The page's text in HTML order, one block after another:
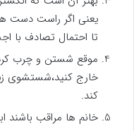
یعنی اگر راست دست
تا احتمال تصادف با
موقع شستن و چرب
خارج کنید،شستشوی
کند.
خانم ها مراقب باشند